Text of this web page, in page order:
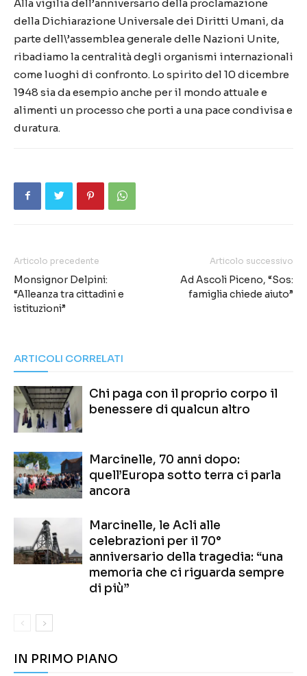
Alla vigilia dell’anniversario della proclamazione
della Dichiarazione Universale dei Diritti Umani, da
parte dell\’assemblea generale delle Nazioni Unite,
ribadiamo la centralità degli organismi internazionali
come luoghi di confronto. Lo spirito del 10 dicembre
1948 sia da esempio anche per il mondo attuale e
alimenti un processo che porti a una pace condivisa e
duratura.
Articolo precedente
Monsignor Delpini:
“Alleanza tra cittadini e
istituzioni”
Articolo successivo
Ad Ascoli Piceno, “Sos:
famiglia chiede aiuto”
ARTICOLI CORRELATI
Chi paga con il proprio corpo il
benessere di qualcun altro
Marcinelle, 70 anni dopo:
quell’Europa sotto terra ci parla
ancora
Marcinelle, le Acli alle
celebrazioni per il 70°
anniversario della tragedia: “una
memoria che ci riguarda sempre
di più”
IN PRIMO PIANO